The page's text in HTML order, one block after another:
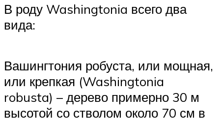
В роду Washingtonia всего два
вида:
Вашингтония робуста, или мощная,
или крепкая (Washingtonia
robusta) – дерево примерно 30 м
высотой со стволом около 70 см в